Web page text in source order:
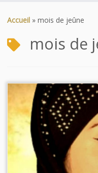
auAccueil » mois de jeûne
mois de